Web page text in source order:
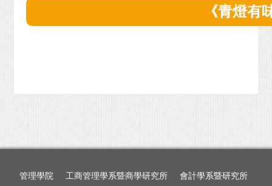
《青燈有
管理學院 工商管理學系暨商學研究所 會計學系暨研究所